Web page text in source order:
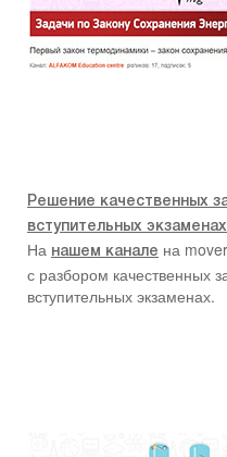
Решение качественных
вступительных экзаменах
На нашем канале на
с разбором качественных
вступительных экзаменах.